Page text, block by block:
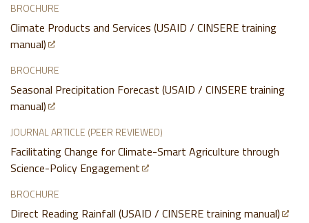
BROCHURE
Climate Products and Services (USAID / CINSERE training
manual)
BROCHURE
Seasonal Precipitation Forecast (USAID / CINSERE training
manual)
JOURNAL ARTICLE (PEER REVIEWED)
Facilitating Change for Climate-Smart Agriculture through
Science-Policy Engagement
BROCHURE
Direct Reading Rainfall (USAID / CINSERE training manual)